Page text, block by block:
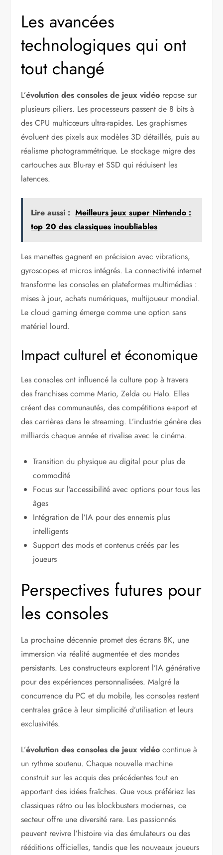
Les avancées
technologiques qui ont
tout changé
L’évolution des consoles de jeux vidéo repose sur
plusieurs piliers. Les processeurs passent de 8 bits à
des CPU multicœurs ultra-rapides. Les graphismes
évoluent des pixels aux modèles 3D détaillés, puis au
réalisme photogrammétrique. Le stockage migre des
cartouches aux Blu-ray et SSD qui réduisent les
latences.
Lire aussi : Meilleurs jeux super Nintendo :
top 20 des classiques inoubliables
Les manettes gagnent en précision avec vibrations,
gyroscopes et micros intégrés. La connectivité internet
transforme les consoles en plateformes multimédias :
mises à jour, achats numériques, multijoueur mondial.
Le cloud gaming émerge comme une option sans
matériel lourd.
Impact culturel et économique
Les consoles ont influencé la culture pop à travers
des franchises comme Mario, Zelda ou Halo. Elles
créent des communautés, des compétitions e-sport et
des carrières dans le streaming. L’industrie génère des
milliards chaque année et rivalise avec le cinéma.
Transition du physique au digital pour plus de
commodité
Focus sur l’accessibilité avec options pour tous les
âges
Intégration de l’IA pour des ennemis plus
intelligents
Support des mods et contenus créés par les
joueurs
Perspectives futures pour
les consoles
La prochaine décennie promet des écrans 8K, une
immersion via réalité augmentée et des mondes
persistants. Les constructeurs explorent l’IA générative
pour des expériences personnalisées. Malgré la
concurrence du PC et du mobile, les consoles restent
centrales grâce à leur simplicité d’utilisation et leurs
exclusivités.
L’évolution des consoles de jeux vidéo continue à
un rythme soutenu. Chaque nouvelle machine
construit sur les acquis des précédentes tout en
apportant des idées fraîches. Que vous préfériez les
classiques rétro ou les blockbusters modernes, ce
secteur offre une diversité rare. Les passionnés
peuvent revivre l’histoire via des émulateurs ou des
rééditions officielles, tandis que les nouveaux joueurs